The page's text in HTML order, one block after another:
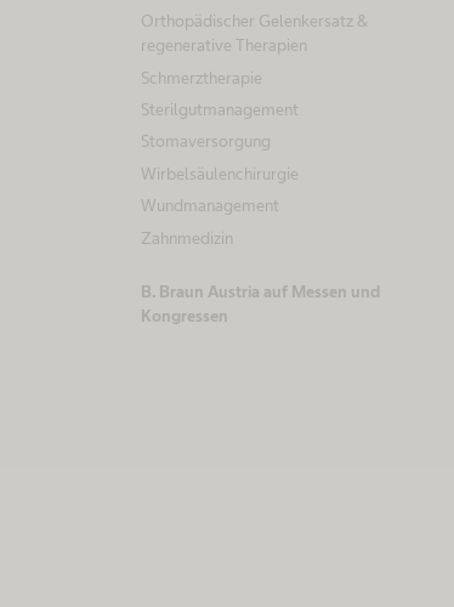
Orthopädischer Gelenkersatz &
regenerative Therapien
Schmerztherapie
Sterilgutmanagement
Stomaversorgung
Wirbelsäulenchirurgie
Wundmanagement
Zahnmedizin
B. Braun Austria auf Messen und
Kongressen